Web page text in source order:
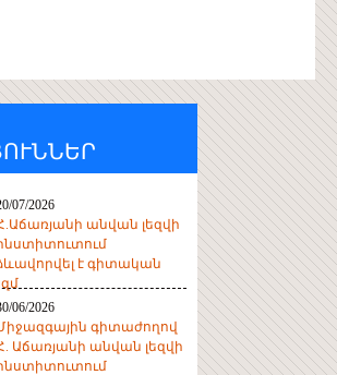
07/2026
անվան լեզվի
է գիտական
06/2026
գիտաժողով
Աճառյանի անվան լեզվի